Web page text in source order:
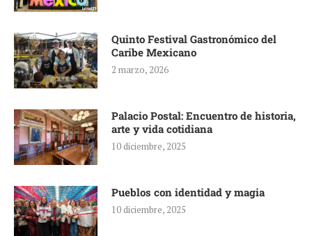
Quinto Festival Gastronómico del
Caribe Mexicano
2 marzo, 2026
Palacio Postal: Encuentro de historia,
arte y vida cotidiana
10 diciembre, 2025
Pueblos con identidad y magia
10 diciembre, 2025